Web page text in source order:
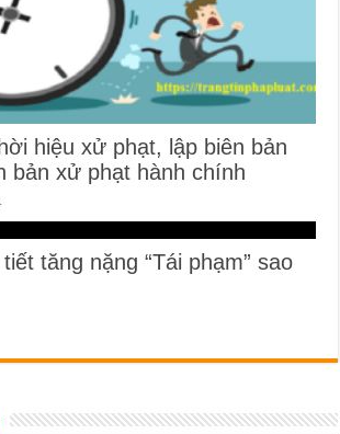
hiệu xử phạt, lập biên bản
bản xử phạt hành chính
tăng nặng “Tái phạm” sao